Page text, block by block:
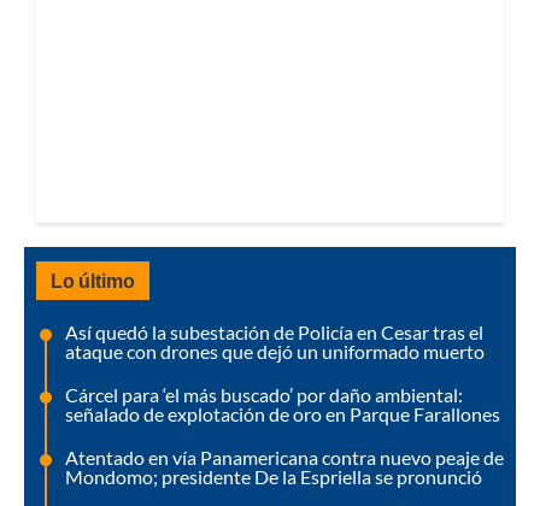
Lo último
Así quedó la subestación de Policía en Cesar tras el
ataque con drones que dejó un uniformado muerto
Cárcel para ‘el más buscado’ por daño ambiental:
señalado de explotación de oro en Parque Farallones
Atentado en vía Panamericana contra nuevo peaje de
Mondomo; presidente De la Espriella se pronunció